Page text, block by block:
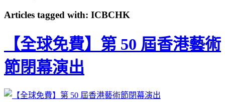
Articles tagged with: ICBCHK
【全球免費】第 50 屆香港藝術
節閉幕演出